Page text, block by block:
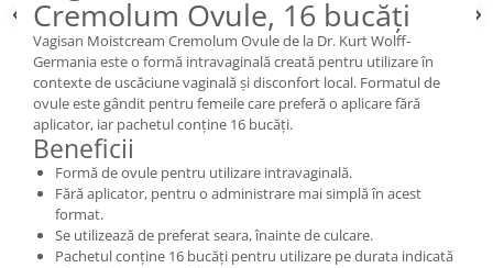
Cremolum Ovule, 16 bucăți
Vagisan Moistcream Cremolum Ovule de la Dr. Kurt Wolff-
Germania este o formă intravaginală creată pentru utilizare în
contexte de uscăciune vaginală și disconfort local. Formatul de
ovule este gândit pentru femeile care preferă o aplicare fără
aplicator, iar pachetul conține 16 bucăți.
Beneficii
Formă de ovule pentru utilizare intravaginală.
Fără aplicator, pentru o administrare mai simplă în acest
format.
Se utilizează de preferat seara, înainte de culcare.
Pachetul conține 16 bucăți pentru utilizare pe durata indicată